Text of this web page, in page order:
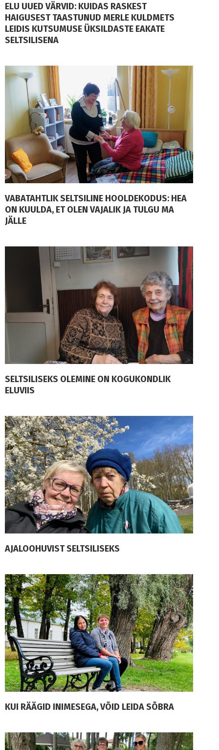
ELU UUED VÄRVID: KUIDAS RASKEST
HAIGUSEST TAASTUNUD MERLE KULDMETS
LEIDIS KUTSUMUSE ÜKSILDASTE EAKATE
SELTSILISENA
VABATAHTLIK SELTSILINE HOOLDEKODUS: HEA
ON KUULDA, ET OLEN VAJALIK JA TULGU MA
JÄLLE
SELTSILISEKS OLEMINE ON KOGUKONDLIK
ELUVIIS
AJALOOHUVIST SELTSILISEKS
KUI RÄÄGID INIMESEGA, VÕID LEIDA SÕBRA